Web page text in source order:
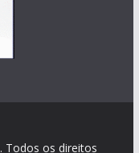
. Todos os direitos